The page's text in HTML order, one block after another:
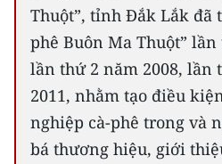
Đông Nam Bộ
Đồng bằng sông Cửu Long
Chuyên trang Hà Nội
Chuyên trang TP. Hồ Chí
Thuột”, tỉnh Đắk Lắk đã
phê Buôn Ma Thuột”
lần thứ 2 năm 2008, lần
2011, nhằm tạo điều
nghiệp cà-phê trong và
bá thương hiệu, giới